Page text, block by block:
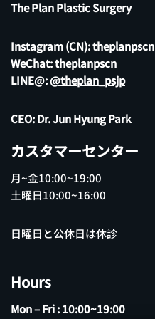
The Plan Plastic Surgery
Instagram (CN):theplanpscn
WeChat: theplanpscn
LINE@:@theplan_psjp
CEO: Dr. Jun Hyung Park
カスタマーセンター
月~金10:00~19:00
土曜日10:00~16:00
日曜日と公休日は休診
Hours
Mon – Fri : 10:00~19:00